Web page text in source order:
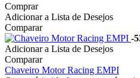
Comprar
Adicionar a Lista de Desejos
Comparar
-
Adicionar a Lista de Desejos
Comparar
Chaveiro Motor Racing EMPI